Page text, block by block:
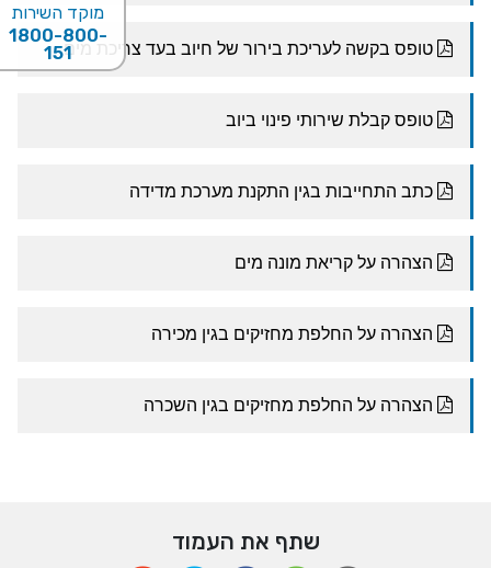
מוקד השירות
1800-800-
151
שתף את העמוד